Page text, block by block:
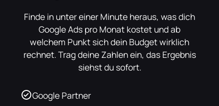
Finde in unter einer Minute heraus, was dich
Google Ads pro Monat kostet und ab
welchem Punkt sich dein Budget wirklich
rechnet. Trag deine Zahlen ein, das Ergebnis
siehst du sofort.
Google Partner